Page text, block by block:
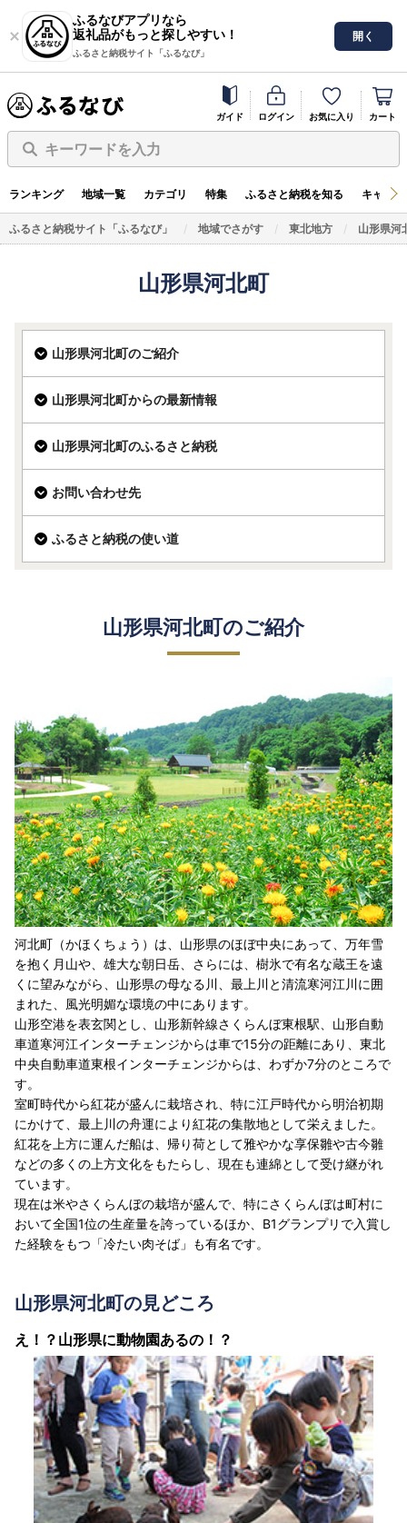
ふるなびアプリなら
返礼品がもっと探しやすい！
ふるさと納税サイト「ふるなび」
開く
ガイド ログイン お気に入り カート
キーワードを入力
ランキング 地域一覧 カテゴリ 特集 ふるさと納税を知る キャン
ふるさと納税サイト「ふるなび」 地域でさがす 東北地方 山形県河
山形県河北町
山形県河北町のご紹介
山形県河北町からの最新情報
山形県河北町のふるさと納税
お問い合わせ先
ふるさと納税の使い道
山形県河北町のご紹介
河北町（かほくちょう）は、山形県のほぼ中央にあって、万年雪
を抱く月山や、雄大な朝日岳、さらには、樹氷で有名な蔵王を遠
くに望みながら、山形県の母なる川、最上川と清流寒河江川に囲
まれた、風光明媚な環境の中にあります。
山形空港を表玄関とし、山形新幹線さくらんぼ東根駅、山形自動
車道寒河江インターチェンジからは車で15分の距離にあり、東北
中央自動車道東根インターチェンジからは、わずか7分のところで
す。
室町時代から紅花が盛んに栽培され、特に江戸時代から明治初期
にかけて、最上川の舟運により紅花の集散地として栄えました。
紅花を上方に運んだ船は、帰り荷として雅やかな享保雛や古今雛
などの多くの上方文化をもたらし、現在も連綿として受け継がれ
ています。
現在は米やさくらんぼの栽培が盛んで、特にさくらんぼは町村に
おいて全国1位の生産量を誇っているほか、B1グランプリで入賞し
た経験をもつ「冷たい肉そば」も有名です。
山形県河北町の見どころ
え！？山形県に動物園あるの！？